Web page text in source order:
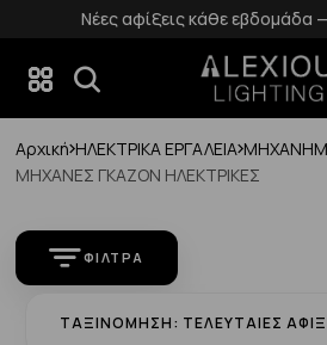
Νέες αφίξεις κάθε εβδομάδα
Αρχική ΗΛΕΚΤΡΙΚΑ ΕΡΓΑΛΕΙΑ
ΜΗΧΑΝΕΣ ΓΚΑΖΟΝ ΗΛΕΚΤΡΙΚΕΣ
ΦΊΛΤΡΑ
ΤΑΞΙΝΌΜΗΣΗ: ΤΕΛΕΥΤΑΊΕΣ